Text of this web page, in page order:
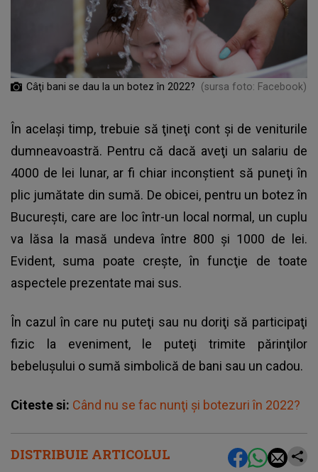
DISTRIBUIE ARTICOLUL
Câţi bani se dau la un botez în 2022? (sursa foto: Facebook)
În acelaşi timp, trebuie să ţineţi cont şi de veniturile
dumneavoastră. Pentru că dacă aveţi un salariu de
4000 de lei lunar, ar fi chiar inconştient să puneţi în
plic jumătate din sumă. De obicei, pentru un botez în
Bucureşti, care are loc într-un local normal, un cuplu
va lăsa la masă undeva între 800 şi 1000 de lei.
Evident, suma poate creşte, în funcţie de toate
aspectele prezentate mai sus.
În cazul în care nu puteţi sau nu doriţi să participaţi
fizic la eveniment, le puteţi trimite părinţilor
bebeluşului o sumă simbolică de bani sau un cadou.
Citeste si: Când nu se fac nunţi şi botezuri în 2022?